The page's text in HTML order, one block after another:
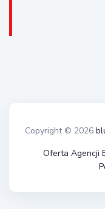
Copyright © 2026
Oferta Agencji